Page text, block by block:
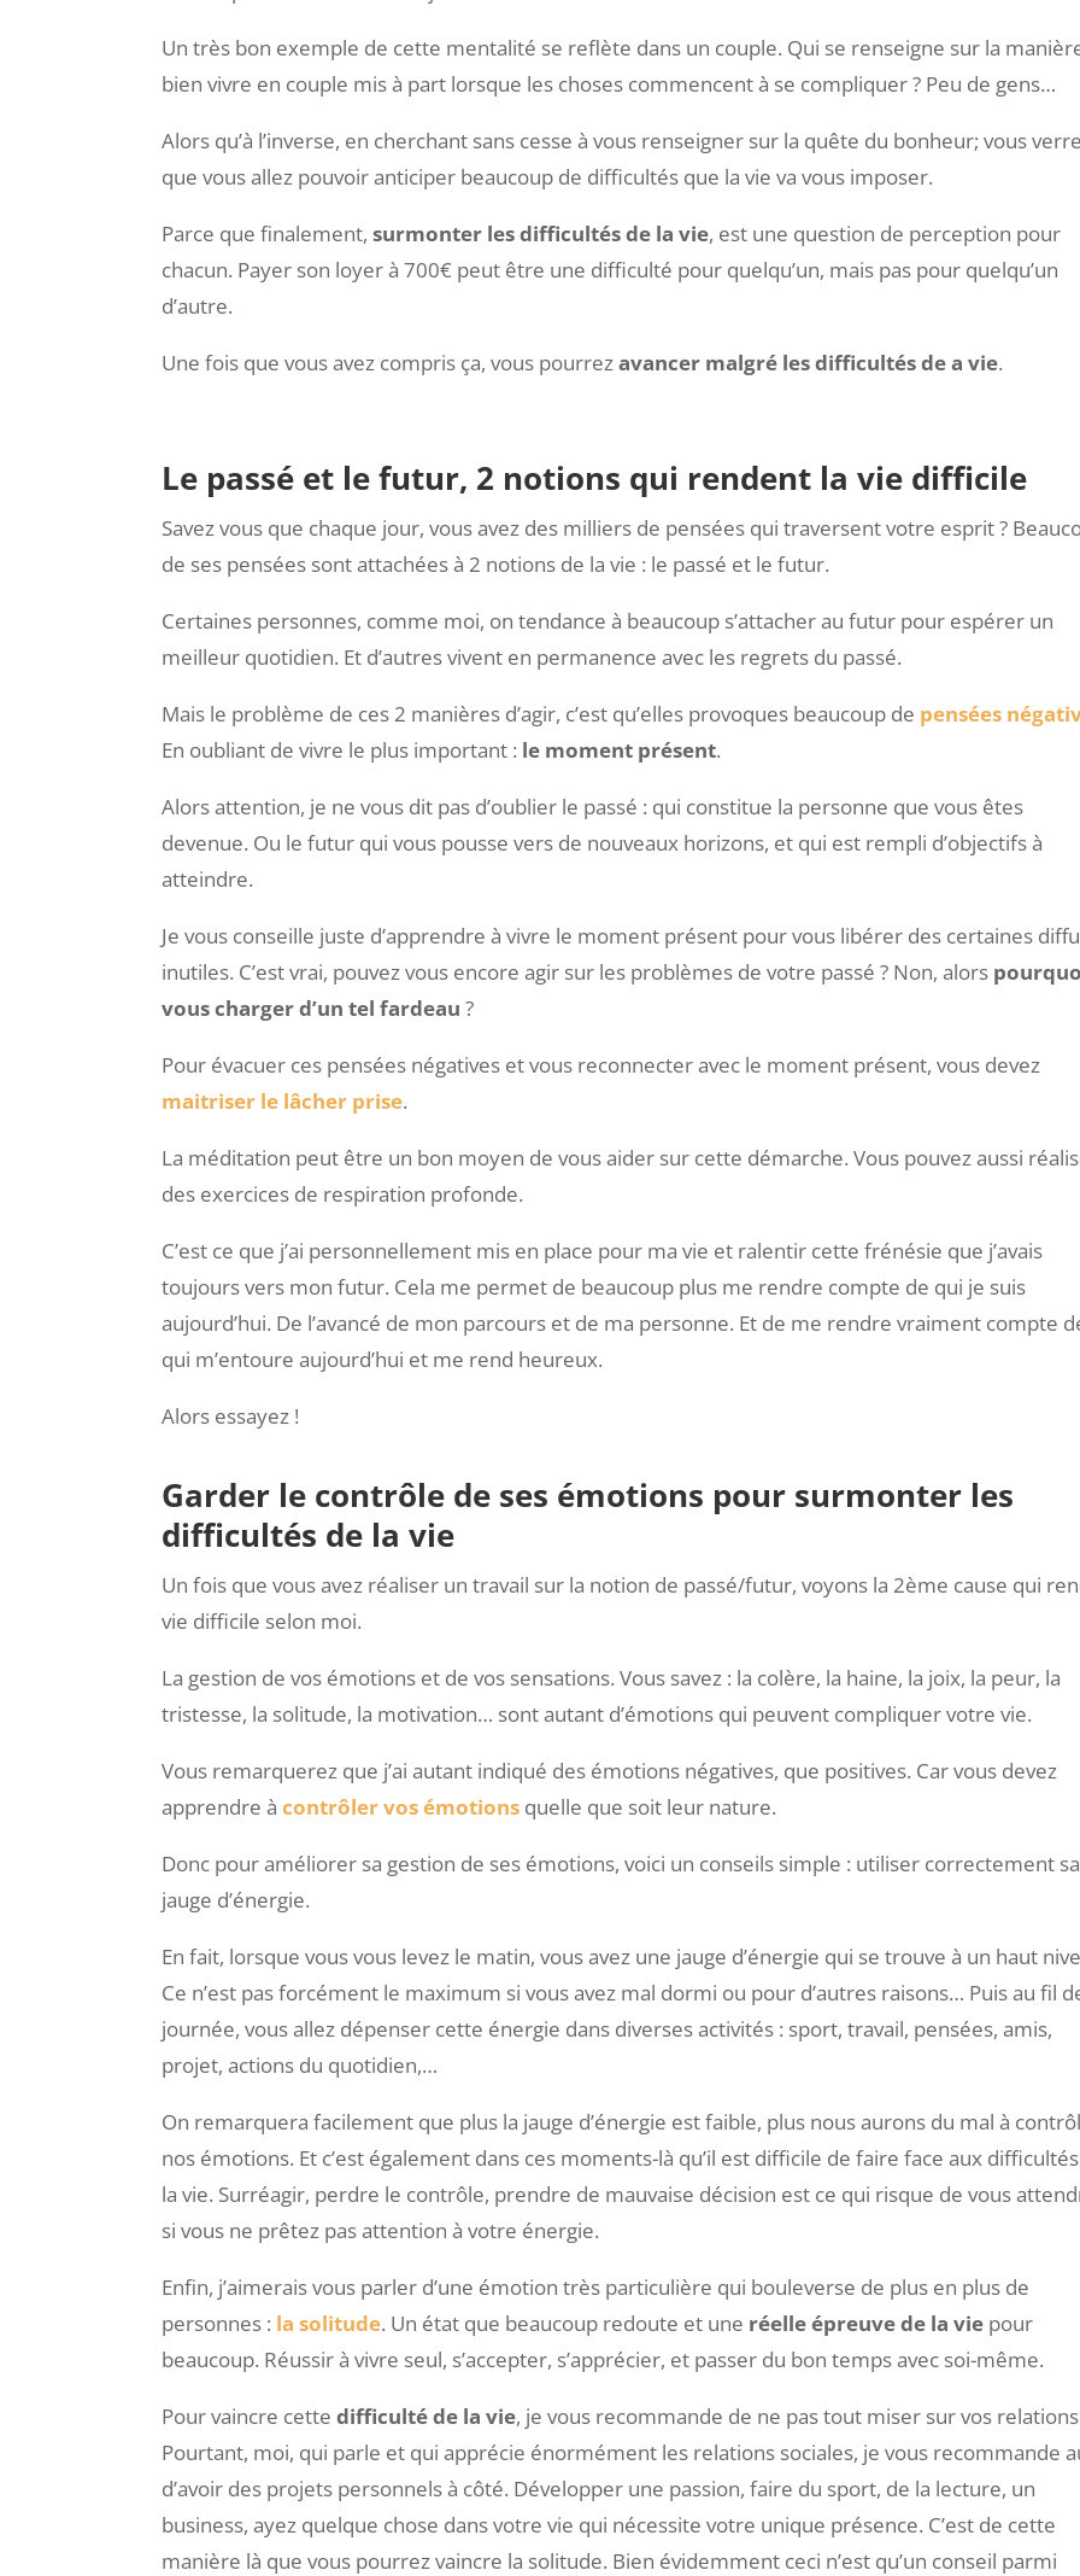
Un très bon exemple de cette mentalité se reflète dans un couple. Qui se renseigne sur la
bien vivre en couple mis à part lorsque les choses commencent à se compliquer ? Peu de gens…
Alors qu’à l’inverse, en cherchant sans cesse à vous renseigner sur la quête du bonheur; vous
que vous allez pouvoir anticiper beaucoup de difficultés que la vie va vous imposer.
Parce que finalement,surmonter les difficultés de la vie, est une question de perception pour
chacun. Payer son loyer à 700€ peut être une difficulté pour quelqu’un, mais pas pour quelqu’un
d’autre.
Une fois que vous avez compris ça, vous pourrezavancer malgré les difficultés de a vie.
Le passé et le futur, 2 notions qui rendent la vie difficile
Savez vous que chaque jour, vous avez des milliers de pensées qui traversent votre esprit ?
de ses pensées sont attachées à 2 notions de la vie : le passé et le futur.
Certaines personnes, comme moi, on tendance à beaucoup s’attacher au futur pour espérer un
meilleur quotidien. Et d’autres vivent en permanence avec les regrets du passé.
Mais le problème de ces 2 manières d’agir, c’est qu’elles provoques beaucoup de pensées
En oubliant de vivre le plus important : le moment présent.
Alors attention, je ne vous dit pas d’oublier le passé : qui constitue la personne que vous êtes
devenue. Ou le futur qui vous pousse vers de nouveaux horizons, et qui est rempli d’objectifs à
atteindre.
Je vous conseille juste d’apprendre à vivre le moment présent pour vous libérer des certaines
inutiles. C’est vrai, pouvez vous encore agir sur les problèmes de votre passé ? Non, alors
vous charger d’un tel fardeau ?
Pour évacuer ces pensées négatives et vous reconnecter avec le moment présent, vous devez
maitriser le lâcher prise.
La méditation peut être un bon moyen de vous aider sur cette démarche. Vous pouvez aussi
des exercices de respiration profonde.
C’est ce que j’ai personnellement mis en place pour ma vie et ralentir cette frénésie que j’avais
toujours vers mon futur. Cela me permet de beaucoup plus me rendre compte de qui je suis
aujourd’hui. De l’avancé de mon parcours et de ma personne. Et de me rendre vraiment compte
qui m’entoure aujourd’hui et me rend heureux.
Alors essayez !
Garder le contrôle de ses émotions pour surmonter les
difficultés de la vie
Un fois que vous avez réaliser un travail sur la notion de passé/futur, voyons la 2ème cause qui
vie difficile selon moi.
La gestion de vos émotions et de vos sensations. Vous savez : la colère, la haine, la joix, la peur, la
tristesse, la solitude, la motivation… sont autant d’émotions qui peuvent compliquer votre vie.
Vous remarquerez que j’ai autant indiqué des émotions négatives, que positives. Car vous devez
apprendre àcontrôler vos émotions quelle que soit leur nature.
Donc pour améliorer sa gestion de ses émotions, voici un conseils simple : utiliser correctement sa
jauge d’énergie.
En fait, lorsque vous vous levez le matin, vous avez une jauge d’énergie qui se trouve à un haut
Ce n’est pas forcément le maximum si vous avez mal dormi ou pour d’autres raisons… Puis au fil
journée, vous allez dépenser cette énergie dans diverses activités : sport, travail, pensées, amis,
projet, actions du quotidien,…
On remarquera facilement que plus la jauge d’énergie est faible, plus nous aurons du mal à
nos émotions. Et c’est également dans ces moments-là qu’il est difficile de faire face aux
la vie. Surréagir, perdre le contrôle, prendre de mauvaise décision est ce qui risque de vous
si vous ne prêtez pas attention à votre énergie.
Enfin, j’aimerais vous parler d’une émotion très particulière qui bouleverse de plus en plus de
personnes : la solitude. Un état que beaucoup redoute et une réelle épreuve de la vie pour
beaucoup. Réussir à vivre seul, s’accepter, s’apprécier, et passer du bon temps avec soi-même.
Pour vaincre cettedifficulté de la vie, je vous recommande de ne pas tout miser sur vos
Pourtant, moi, qui parle et qui apprécie énormément les relations sociales, je vous recommande
d’avoir des projets personnels à côté. Développer une passion, faire du sport, de la lecture, un
business, ayez quelque chose dans votre vie qui nécessite votre unique présence. C’est de cette
manière là que vous pourrez vaincre la solitude. Bien évidemment ceci n’est qu’un conseil parmi